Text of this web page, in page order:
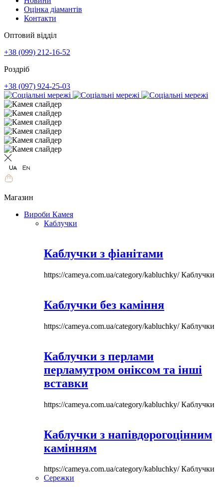
Оцінка діамантів
Контакти
Оптовий відділ
+38 (099) 212-16-52
Роздріб
+38 (097) 924-25-03
Магазин
Вироби Камея
Каблучки
Каблучки з фіанітами
https://cameya.com.ua/category/kabluchky/Каблучки
Каблучки без каміння
https://cameya.com.ua/category/kabluchky/Каблучки
Каблучки з перлами
перламутром оніксом та інші
вставки
https://cameya.com.ua/category/kabluchky/Каблучки
Каблучки з напівдорогоцінним
камінням
https://cameya.com.ua/category/kabluchky/Каблучки
Сережки